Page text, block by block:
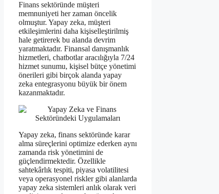
Finans sektöründe müşteri
memnuniyeti her zaman öncelik
olmuştur. Yapay zeka, müşteri
etkileşimlerini daha kişiselleştirilmiş
hale getirerek bu alanda devrim
yaratmaktadır. Finansal danışmanlık
hizmetleri, chatbotlar aracılığıyla 7/24
hizmet sunumu, kişisel bütçe yönetimi
önerileri gibi birçok alanda yapay
zeka entegrasyonu büyük bir önem
kazanmaktadır.
Yapay zeka, finans sektöründe karar
alma süreçlerini optimize ederken aynı
zamanda risk yönetimini de
güçlendirmektedir. Özellikle
sahtekârlık tespiti, piyasa volatilitesi
veya operasyonel riskler gibi alanlarda
yapay zeka sistemleri anlık olarak veri